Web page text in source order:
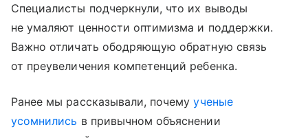
Специалисты подчеркнули, что их выводы
не умаляют ценности оптимизма и поддержки.
Важно отличать ободряющую обратную связь
от преувеличения компетенций ребенка.
Ранее мы рассказывали, почемуученые
усомнились в привычном объяснении